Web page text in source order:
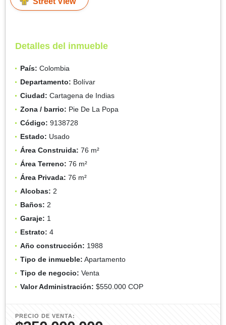
Detalles del inmueble
País: Colombia
Departamento: Bolívar
Ciudad: Cartagena de Indias
Zona / barrio: Pie De La Popa
Código: 9138728
Estado: Usado
Área Construida: 76 m²
Área Terreno: 76 m²
Área Privada: 76 m²
Alcobas: 2
Baños: 2
Garaje: 1
Estrato: 4
Año construcción: 1988
Tipo de inmueble: Apartamento
Tipo de negocio: Venta
Valor Administración: $550.000 COP
PRECIO DE VENTA: